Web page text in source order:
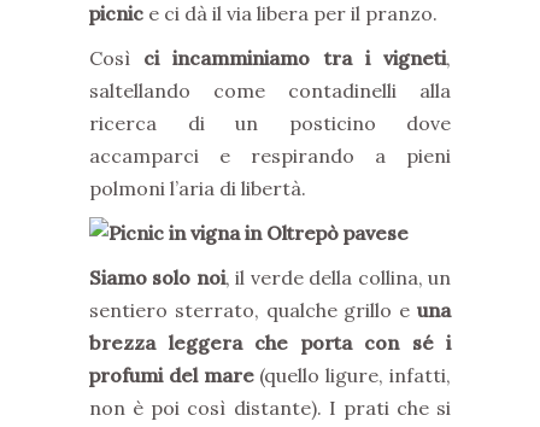
picnic e ci dà il via libera per il pranzo.
Così ci incamminiamo tra i vigneti,
saltellando come contadinelli alla
ricerca di un posticino dove
accamparci e respirando a pieni
polmoni l’aria di libertà.
Siamo solo noi, il verde della collina, un
sentiero sterrato, qualche grillo e una
brezza leggera che porta con sé i
profumi del mare(quello ligure, infatti,
non è poi così distante). I prati che si